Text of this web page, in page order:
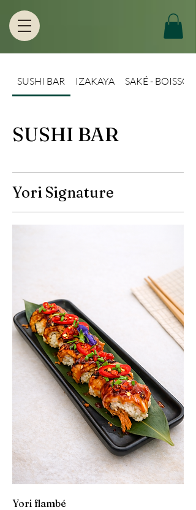
SUSHI BAR IZAKAYA SAKÉ - BOISSON
SUSHI BAR
Yori Signature
Yori flambé